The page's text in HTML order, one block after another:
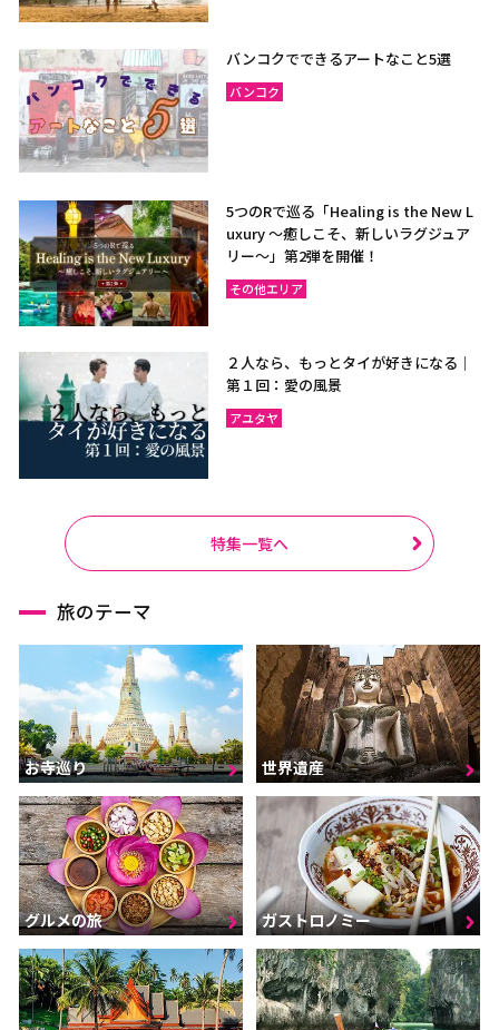
バンコクでできるアートなこと5選
バンコク
5つのRで巡る「Healing is the New L
uxury ～癒しこそ、新しいラグジュア
リー〜」第2弾を開催！
その他エリア
２人なら、もっとタイが好きになる｜
第１回：愛の風景
アユタヤ
特集一覧へ
旅のテーマ
お寺巡り 世界遺産
グルメの旅 ガストロノミー